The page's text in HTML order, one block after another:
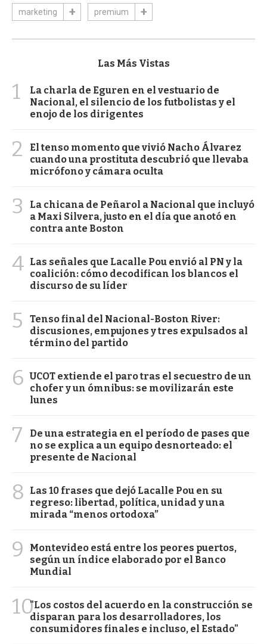
marketing premium
Las Más Vistas
1
La charla de Eguren en el vestuario de
Nacional, el silencio de los futbolistas y el
enojo de los dirigentes
2
El tenso momento que vivió Nacho Álvarez
cuando una prostituta descubrió que llevaba
micrófono y cámara oculta
3
La chicana de Peñarol a Nacional que incluyó
a Maxi Silvera, justo en el día que anotó en
contra ante Boston
4 Las señales que Lacalle Pou envió al PN y la
coalición: cómo decodifican los blancos el
discurso de su líder
5
Tenso final del Nacional-Boston River:
discusiones, empujones y tres expulsados al
término del partido
6 UCOT extiende el paro tras el secuestro de un
chofer y un ómnibus: se movilizarán este
lunes
7
De una estrategia en el período de pases que
no se explica a un equipo desnorteado: el
presente de Nacional
8
Las 10 frases que dejó Lacalle Pou en su
regreso: libertad, política, unidad y una
mirada “menos ortodoxa”
9
Montevideo está entre los peores puertos,
según un índice elaborado por el Banco
Mundial
10"Los costos del acuerdo en la construcción se
disparan para los desarrolladores, los
consumidores finales e incluso, el Estado"